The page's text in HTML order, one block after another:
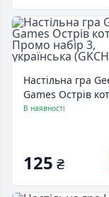
Настільна гра
Games Острів
Промо набір 3,
В наявності
125 ₴